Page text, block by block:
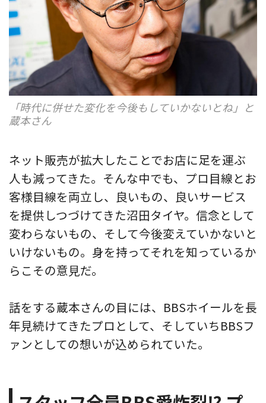
「時代に併せた変化を今後もしていかないとね」と
蔵本さん
ネット販売が拡大したことでお店に足を運ぶ
人も減ってきた。そんな中でも、プロ目線とお
客様目線を両立し、良いもの、良いサービス
を提供しつづけてきた沼田タイヤ。信念として
変わらないもの、そして今後変えていかないと
いけないもの。身を持ってそれを知っているか
らこその意見だ。
話をする蔵本さんの目には、BBSホイールを長
年見続けてきたプロとして、そしていちBBSフ
ァンとしての想いが込められていた。